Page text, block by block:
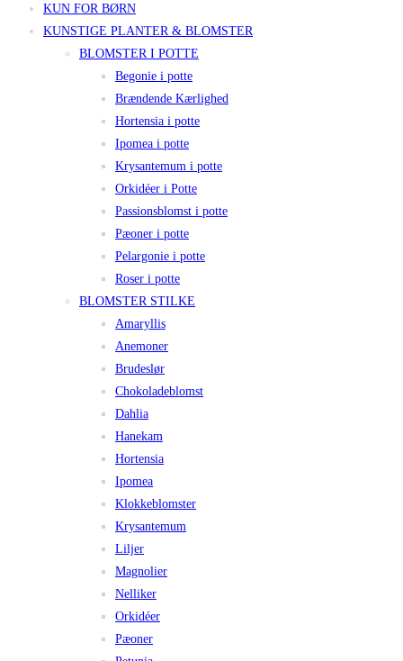
KUN FOR BØRN
KUNSTIGE PLANTER & BLOMSTER
BLOMSTER I POTTE
Begonie i potte
Brændende Kærlighed
Hortensia i potte
Ipomea i potte
Krysantemum i potte
Orkidéer i Potte
Passionsblomst i potte
Pæoner i potte
Pelargonie i potte
Roser i potte
BLOMSTER STILKE
Amaryllis
Anemoner
Brudeslør
Chokoladeblomst
Dahlia
Hanekam
Hortensia
Ipomea
Klokkeblomster
Krysantemum
Liljer
Magnolier
Nelliker
Orkidéer
Pæoner